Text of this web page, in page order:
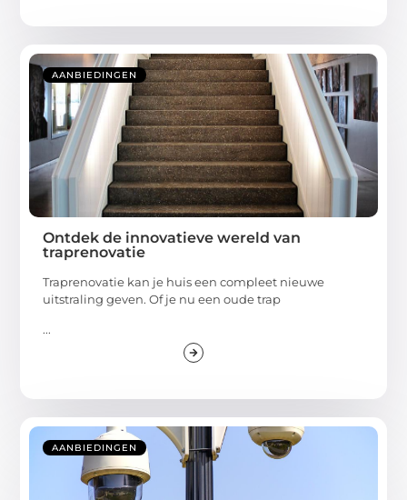
AANBIEDINGEN
Ontdek de innovatieve wereld van
traprenovatie
Traprenovatie kan je huis een compleet nieuwe
uitstraling geven. Of je nu een oude trap
...
AANBIEDINGEN